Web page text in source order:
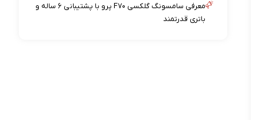
معرفی سامسونگ گلکسی F۷۰ پرو با پشتیبانی ۶ ساله و
باتری قدرتمند